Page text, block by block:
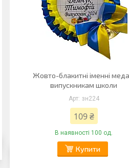
Жовто-блакитні іменні
випускникам школи
зн224
109 ₴
В наявності 100 од.
Купити